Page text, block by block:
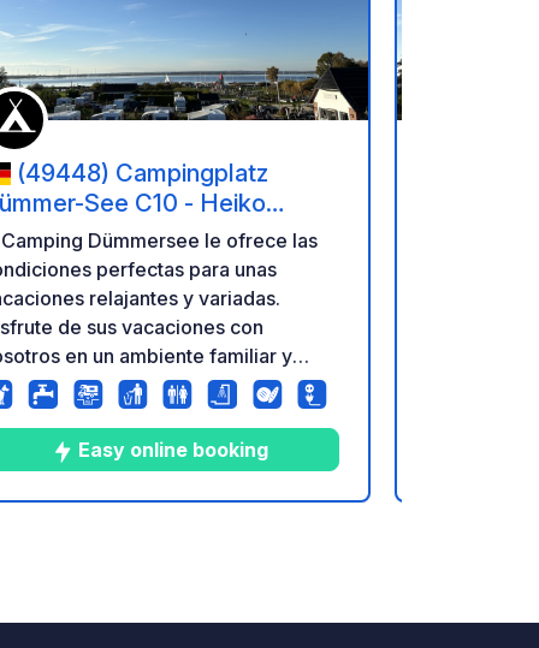
(49448) Campingplatz
See C10 - Heiko
Piening
Camping Dümmersee le ofrece las
perfectas para unas
relajantes y variadas.
de sus vacaciones con
en un ambiente familiar y
y descubra el encantador
Natural de Dümmer.
Easy online booking